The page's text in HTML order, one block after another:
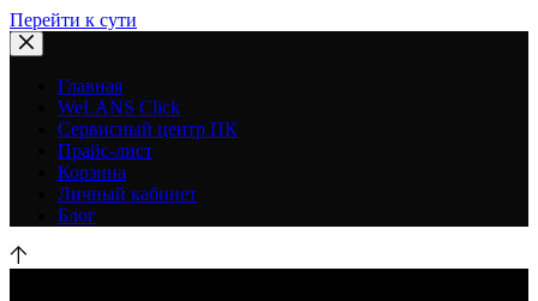
Перейти к сути
Главная
WeLANS Click
Сервисный центр ПК
Прайс-лист
Корзина
Личный кабинет
Блог